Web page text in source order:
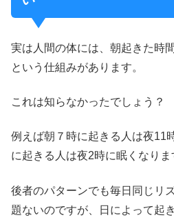
実は人間の体には、朝起きた時
という仕組みがあります。
これは知らなかったでしょう？
例えば朝７時に起きる人は夜11
に起きる人は夜2時に眠くなりま
後者のパターンでも毎日同じリ
題ないのですが、日によって起